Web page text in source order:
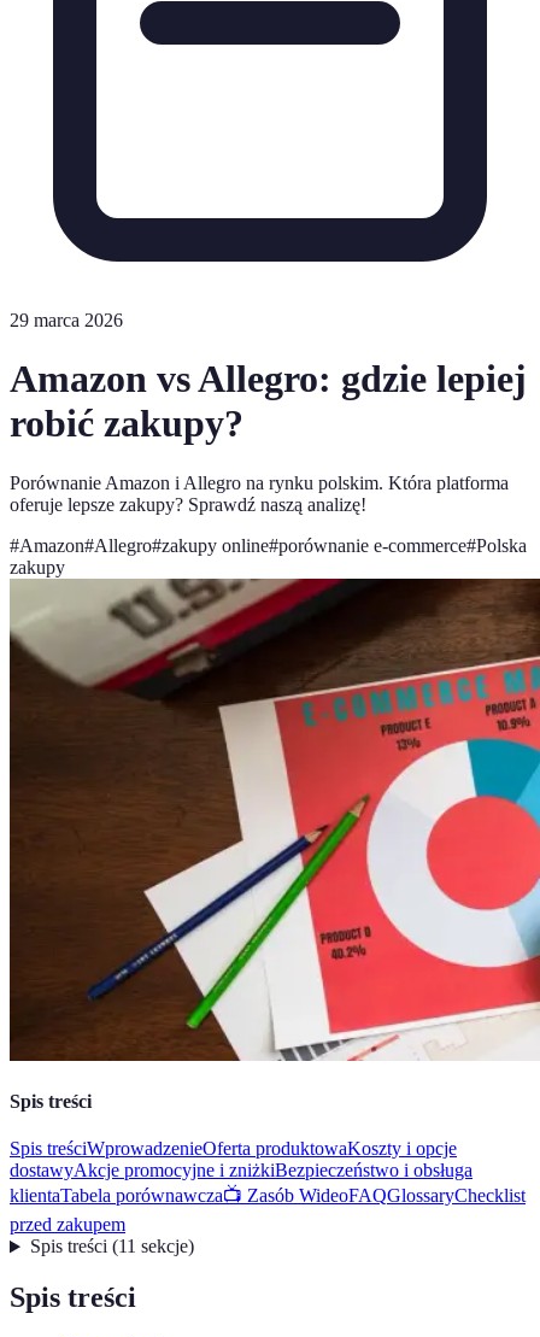
29 marca 2026
Amazon vs Allegro: gdzie lepiej
robić zakupy?
Porównanie Amazon i Allegro na rynku polskim. Która platforma
oferuje lepsze zakupy? Sprawdź naszą analizę!
#Amazon#Allegro#zakupy online#porównanie e-commerce#Polska
zakupy
Spis treści
Spis treściWprowadzenieOferta produktowaKoszty i opcje
dostawyAkcje promocyjne i zniżkiBezpieczeństwo i obsługa
klientaTabela porównawcza📺 Zasób WideoFAQGlossaryChecklist
przed zakupem
Spis treści(11 sekcje)
Spis treści